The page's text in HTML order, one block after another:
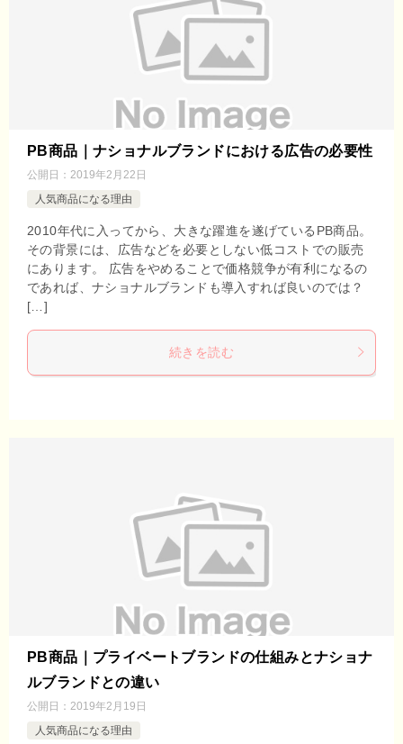
PB商品｜ナショナルブランドにおける広告の必要性
公開日： 2019年2月22日
人気商品になる理由
2010年代に入ってから、大きな躍進を遂げているPB商品。
その背景には、広告などを必要としない低コストでの販売
にあります。 広告をやめることで価格競争が有利になるの
であれば、ナショナルブランドも導入すれば良いのでは？
[…]
続きを読む
PB商品｜プライベートブランドの仕組みとナショナ
ルブランドとの違い
公開日： 2019年2月19日
人気商品になる理由